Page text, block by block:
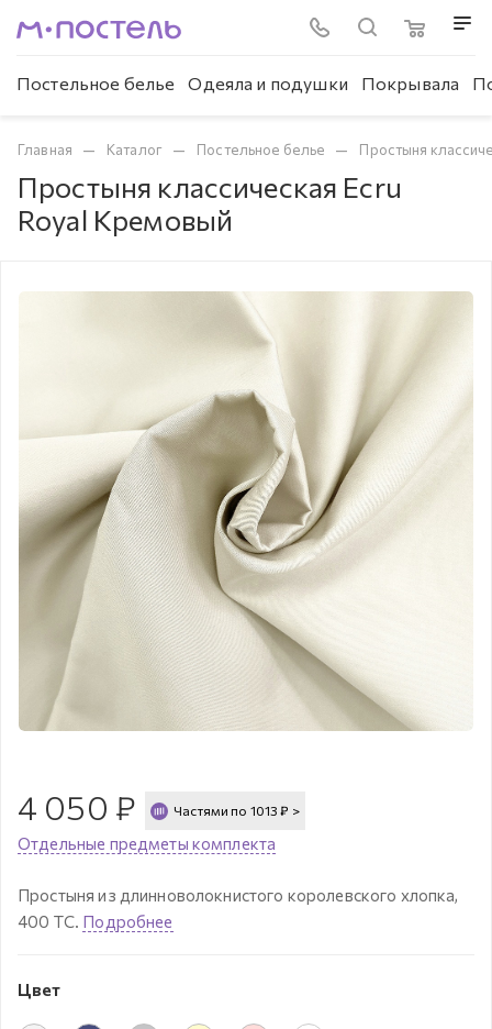
Постельное белье Одеяла и подушки Покрывала
Главная — Каталог — Постельное белье — Простыня
Простыня классическая Ecru
Royal Кремовый
4 050 ₽ Частями по 1013 ₽ >
Отдельные предметы комплекта
Простыня из длинноволокнистого королевского хлопка,
400 ТС. Подробнее
Цвет